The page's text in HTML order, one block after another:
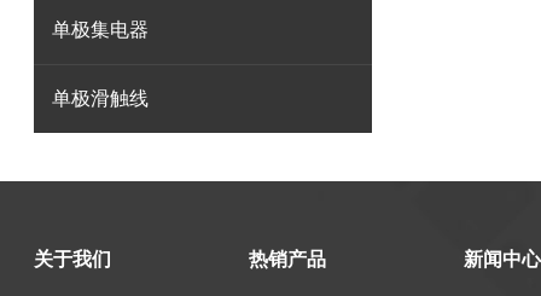
单极集电器
单极滑触线
关于我们 热销产品 新闻中心